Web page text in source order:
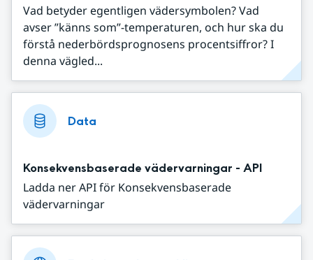
Vad betyder egentligen vädersymbolen? Vad
avser ”känns som”-temperaturen, och hur ska du
förstå nederbördsprognosens procentsiffror? I
denna vägled...
Data
Konsekvensbaserade vädervarningar - API
Ladda ner API för Konsekvensbaserade
vädervarningar